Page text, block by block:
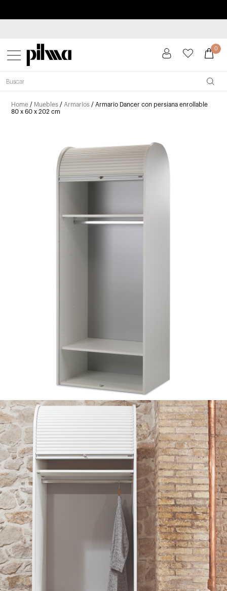
pilma 0
Home / Muebles / Armarios / Armario Dancer con persiana enrollable
80 x 60 x 202 cm